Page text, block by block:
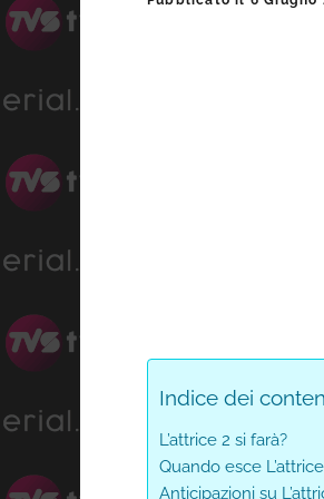
Indice dei
L’attrice 2 si farà?
Quando esce
Anticipazioni su